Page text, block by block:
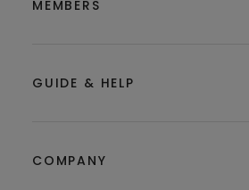
MEMBERS
GUIDE & HELP
COMPANY